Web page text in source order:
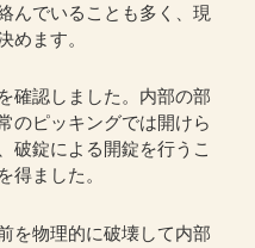
んでいることも多く、現
めます。
確認しました。内部の部
のピッキングでは開けら
破錠による開錠を行うこ
得ました。
を物理的に破壊して内部